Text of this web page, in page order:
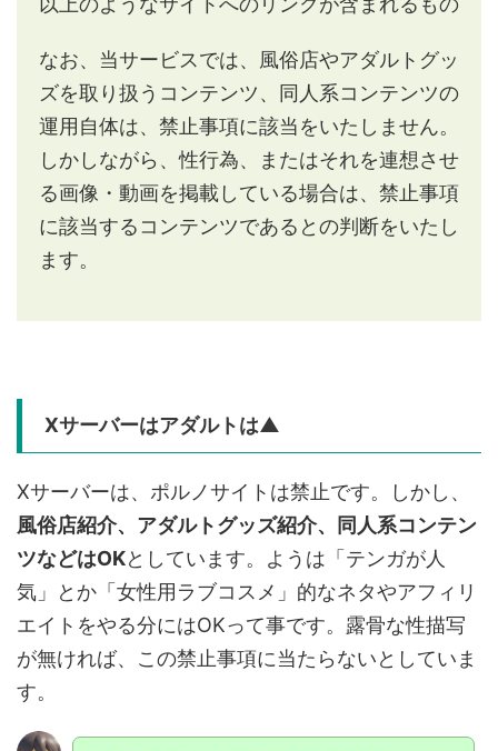
なお、当サービスでは、風俗店やアダルトグッ
ズを取り扱うコンテンツ、同人系コンテンツの
運用自体は、禁止事項に該当をいたしません。
しかしながら、性行為、またはそれを連想させ
る画像・動画を掲載している場合は、禁止事項
に該当するコンテンツであるとの判断をいたし
ます。
Xサーバーはアダルトは▲
Xサーバーは、ポルノサイトは禁止です。しかし、
風俗店紹介、アダルトグッズ紹介、同人系コンテン
ツなどはOKとしています。ようは「テンガが人
気」とか「女性用ラブコスメ」的なネタやアフィリ
エイトをやる分にはOKって事です。露骨な性描写
が無ければ、この禁止事項に当たらないとしていま
す。